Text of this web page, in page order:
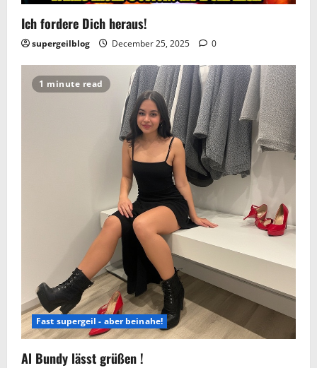
Ich fordere Dich heraus!
supergeilblog December 25, 2025 0
1 minute read
Fast supergeil - aber beinahe!
Al Bundy lässt grüßen !